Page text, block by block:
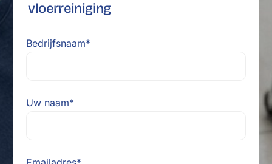
vloerreiniging
Bedrijfsnaam*
Uw naam*